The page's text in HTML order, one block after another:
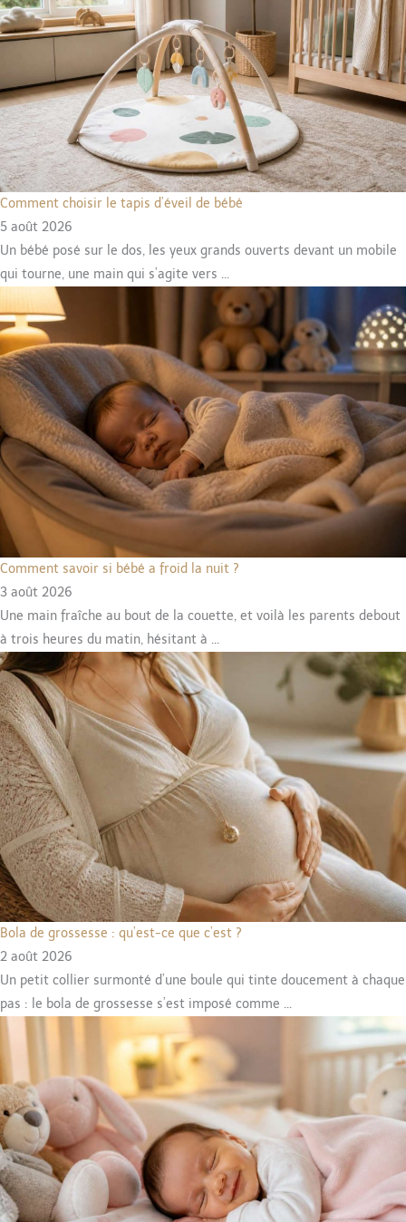
Comment choisir le tapis d’éveil de bébé
5 août 2026
Un bébé posé sur le dos, les yeux grands ouverts devant un mobile
qui tourne, une main qui s’agite vers ...
Comment savoir si bébé a froid la nuit ?
3 août 2026
Une main fraîche au bout de la couette, et voilà les parents debout
à trois heures du matin, hésitant à ...
Bola de grossesse : qu’est-ce que c’est ?
2 août 2026
Un petit collier surmonté d’une boule qui tinte doucement à chaque
pas : le bola de grossesse s’est imposé comme ...